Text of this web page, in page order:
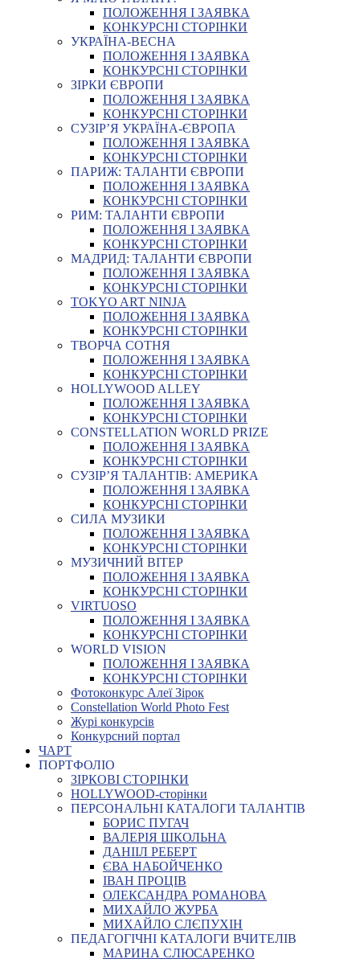
ПОЛОЖЕННЯ І ЗАЯВКА
КОНКУРСНІ СТОРІНКИ
УКРАЇНА-ВЕСНА
ПОЛОЖЕННЯ І ЗАЯВКА
КОНКУРСНІ СТОРІНКИ
ЗІРКИ ЄВРОПИ
ПОЛОЖЕННЯ І ЗАЯВКА
КОНКУРСНІ СТОРІНКИ
СУЗІР’Я УКРАЇНА-ЄВРОПА
ПОЛОЖЕННЯ І ЗАЯВКА
КОНКУРСНІ СТОРІНКИ
ПАРИЖ: ТАЛАНТИ ЄВРОПИ
ПОЛОЖЕННЯ І ЗАЯВКА
КОНКУРСНІ СТОРІНКИ
РИМ: ТАЛАНТИ ЄВРОПИ
ПОЛОЖЕННЯ І ЗАЯВКА
КОНКУРСНІ СТОРІНКИ
МАДРИД: ТАЛАНТИ ЄВРОПИ
ПОЛОЖЕННЯ І ЗАЯВКА
КОНКУРСНІ СТОРІНКИ
TOKYO ART NINJA
ПОЛОЖЕННЯ І ЗАЯВКА
КОНКУРСНІ СТОРІНКИ
ТВОРЧА СОТНЯ
ПОЛОЖЕННЯ І ЗАЯВКА
КОНКУРСНІ СТОРІНКИ
HOLLYWOOD ALLEY
ПОЛОЖЕННЯ І ЗАЯВКА
КОНКУРСНІ СТОРІНКИ
CONSTELLATION WORLD PRIZE
ПОЛОЖЕННЯ І ЗАЯВКА
КОНКУРСНІ СТОРІНКИ
СУЗІР’Я ТАЛАНТІВ: АМЕРИКА
ПОЛОЖЕННЯ І ЗАЯВКА
КОНКУРСНІ СТОРІНКИ
СИЛА МУЗИКИ
ПОЛОЖЕННЯ І ЗАЯВКА
КОНКУРСНІ СТОРІНКИ
МУЗИЧНИЙ ВІТЕР
ПОЛОЖЕННЯ І ЗАЯВКА
КОНКУРСНІ СТОРІНКИ
VIRTUOSO
ПОЛОЖЕННЯ І ЗАЯВКА
КОНКУРСНІ СТОРІНКИ
WORLD VISION
ПОЛОЖЕННЯ І ЗАЯВКА
КОНКУРСНІ СТОРІНКИ
Фотоконкурс Алеї Зірок
Constellation World Photo Fest
Журі конкурсів
Конкурсний портал
ЧАРТ
ПОРТФОЛІО
ЗІРКОВІ СТОРІНКИ
HOLLYWOOD-сторінки
ПЕРСОНАЛЬНІ КАТАЛОГИ ТАЛАНТІВ
БОРИС ПУГАЧ
ВАЛЕРІЯ ШКОЛЬНА
ДАНІІЛ РЕБЕРТ
ЄВА НАБОЙЧЕНКО
ІВАН ПРОЦІВ
ОЛЕКСАНДРА РОМАНОВА
МИХАЙЛО ЖУРБА
МИХАЙЛО СЛЄПУХІН
ПЕДАГОГІЧНІ КАТАЛОГИ ВЧИТЕЛІВ
МАРИНА СЛЮСАРЕНКО